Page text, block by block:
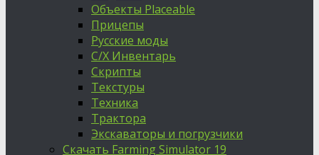
Объекты Placeable
Прицепы
Русские моды
С/Х Инвентарь
Скрипты
Текстуры
Техника
Трактора
Экскаваторы и погрузчики
Скачать Farming Simulator 19